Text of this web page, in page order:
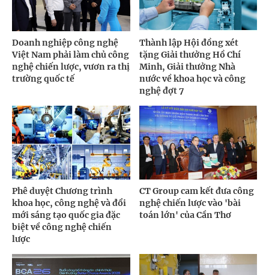
Doanh nghiệp công nghệ
Việt Nam phải làm chủ công
nghệ chiến lược, vươn ra thị
trường quốc tế
Thành lập Hội đồng xét
tặng Giải thưởng Hồ Chí
Minh, Giải thưởng Nhà
nước về khoa học và công
nghệ đợt 7
Phê duyệt Chương trình
khoa học, công nghệ và đổi
mới sáng tạo quốc gia đặc
biệt về công nghệ chiến
lược
CT Group cam kết đưa công
nghệ chiến lược vào 'bài
toán lớn' của Cần Thơ